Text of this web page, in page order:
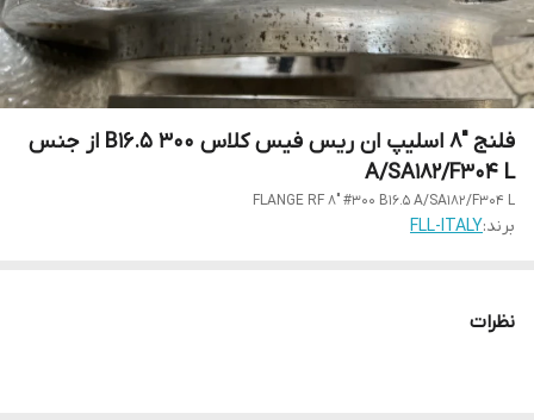
فلنج "8 اسلیپ ان ریس فیس کلاس 300 5.B16 از جنس
A/SA182/F304 L
FLANGE RF 8" #300 B16.5 A/SA182/F304 L
برند:FLL-ITALY
نظرات